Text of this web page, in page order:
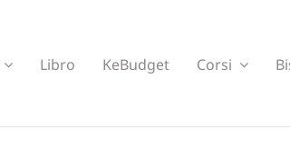
Libro KeBudget Corsi